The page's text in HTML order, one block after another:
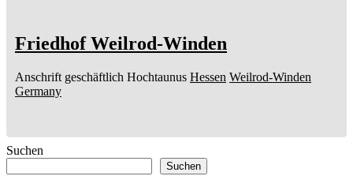
Friedhof Weilrod-Winden
Anschrift geschäftlich Hochtaunus Hessen Weilrod-Winden
Germany
Suchen
Suchen